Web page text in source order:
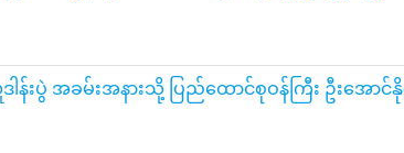
န်းပွဲ အခမ်းအနားသို့ ပြည်ထောင်စုဝန်ကြီး ဦးအော